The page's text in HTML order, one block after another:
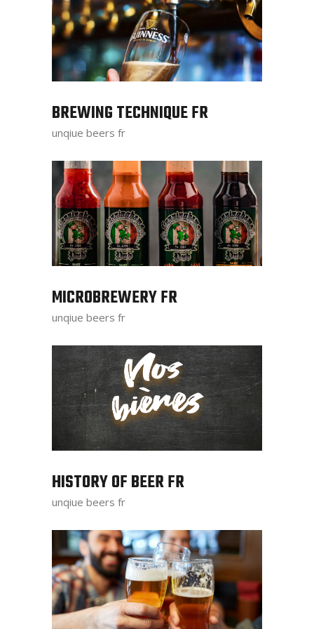
BREWING TECHNIQUE FR
unqiue beers fr
MICROBREWERY FR
unqiue beers fr
HISTORY OF BEER FR
unqiue beers fr